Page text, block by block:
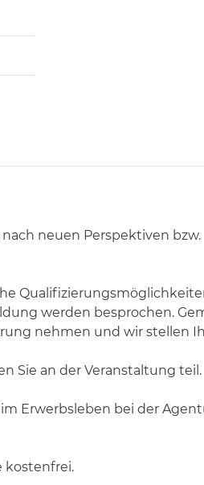
neuen Perspektiven bzw.
werden besprochen.
nehmen und wir stellen
Sie an der Veranstaltung teil.
Erwerbsleben bei der
kostenfrei.